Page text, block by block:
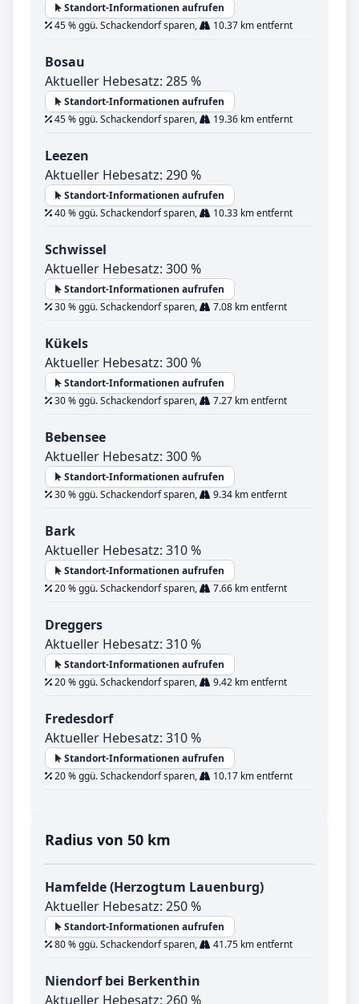
Standort-Informationen aufrufen
45 % ggü. Schackendorf sparen,
10.37 km entfernt
Bosau
Aktueller Hebesatz: 285 %
Standort-Informationen aufrufen
45 % ggü. Schackendorf sparen,
19.36 km entfernt
Leezen
Aktueller Hebesatz: 290 %
Standort-Informationen aufrufen
40 % ggü. Schackendorf sparen,
10.33 km entfernt
Schwissel
Aktueller Hebesatz: 300 %
Standort-Informationen aufrufen
30 % ggü. Schackendorf sparen,
7.08 km entfernt
Kükels
Aktueller Hebesatz: 300 %
Standort-Informationen aufrufen
30 % ggü. Schackendorf sparen,
7.27 km entfernt
Bebensee
Aktueller Hebesatz: 300 %
Standort-Informationen aufrufen
30 % ggü. Schackendorf sparen,
9.34 km entfernt
Bark
Aktueller Hebesatz: 310 %
Standort-Informationen aufrufen
20 % ggü. Schackendorf sparen,
7.66 km entfernt
Dreggers
Aktueller Hebesatz: 310 %
Standort-Informationen aufrufen
20 % ggü. Schackendorf sparen,
9.42 km entfernt
Fredesdorf
Aktueller Hebesatz: 310 %
Standort-Informationen aufrufen
20 % ggü. Schackendorf sparen,
10.17 km entfernt
Radius von 50 km
Hamfelde (Herzogtum Lauenburg)
Aktueller Hebesatz: 250 %
Standort-Informationen aufrufen
80 % ggü. Schackendorf sparen,
41.75 km entfernt
Niendorf bei Berkenthin
Aktueller Hebesatz: 260 %